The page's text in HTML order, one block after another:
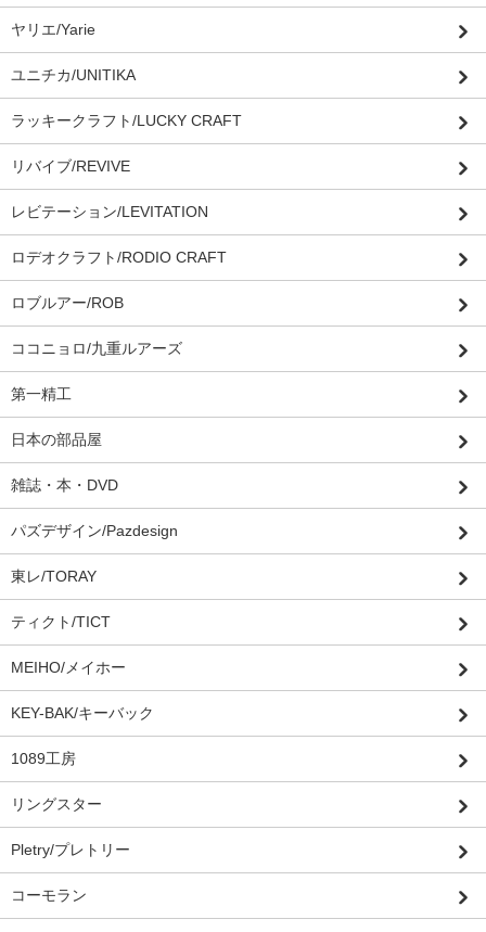
ヤリエ/Yarie
ユニチカ/UNITIKA
ラッキークラフト/LUCKY CRAFT
リバイブ/REVIVE
レビテーション/LEVITATION
ロデオクラフト/RODIO CRAFT
ロブルアー/ROB
ココニョロ/九重ルアーズ
第一精工
日本の部品屋
雑誌・本・DVD
パズデザイン/Pazdesign
東レ/TORAY
ティクト/TICT
MEIHO/メイホー
KEY-BAK/キーバック
1089工房
リングスター
Pletry/プレトリー
コーモラン